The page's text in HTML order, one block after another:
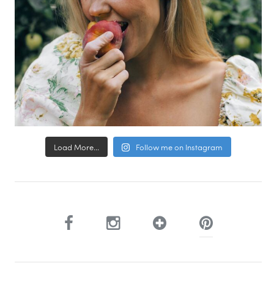
Load More... Follow me on Instagram